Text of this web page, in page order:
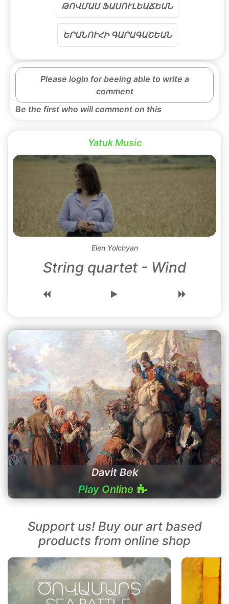
ԹՈՎՄԱՍ ՖԱՍՈՒԼԵԱՃԵԱՆ
ԵՐԱՆՈՒՀԻ ԳԱՐԱԳԱՇԵԱՆ
Please login for beeing able to write a
comment
Be the first who will comment on this
Yatuk Music
Elen Yolchyan
String quartet - Wind
Davit Bek
Play Online
Support us! Buy our art based
products from online shop